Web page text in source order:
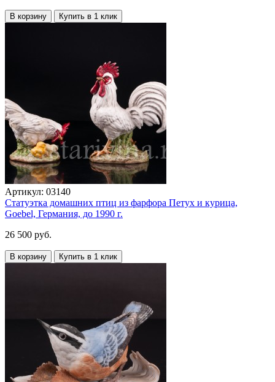
В корзину Купить в 1 клик
Артикул: 03140
Статуэтка домашних птиц из фарфора Петух и курица,
Goebel, Германия, до 1990 г.
26 500 руб.
В корзину Купить в 1 клик